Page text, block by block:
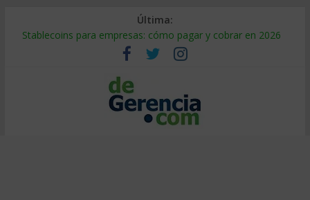
Última:
Stablecoins para empresas: cómo pagar y cobrar en 2026
Despido silencioso: qué es y por qué sale tan caro
IA en selección de personal: cómo auditarla a tiempo
Trabajo forzoso en la cadena de suministro: qué hacer
Mercado hispano de EE. UU.: cómo segmentarlo y venderle